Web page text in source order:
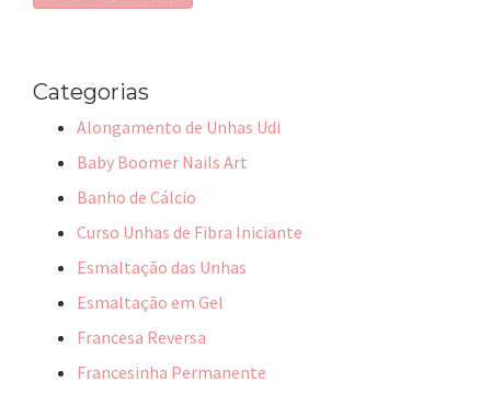
Categorias
Alongamento de Unhas Udi
Baby Boomer Nails Art
Banho de Cálcio
Curso Unhas de Fibra Iniciante
Esmaltação das Unhas
Esmaltação em Gel
Francesa Reversa
Francesinha Permanente